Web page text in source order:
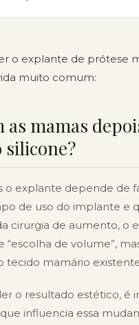
o explante de prótese
muito comum:
as mamas
o explante depende de
de uso do implante e
cirurgia de aumento, o
“escolha de volume”,
tecido mamário
o resultado estético, é
influencia essa